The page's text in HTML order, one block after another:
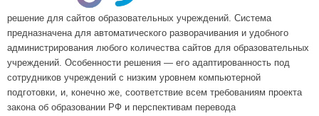
решение для сайтов образовательных учреждений. Система
предназначена для автоматического разворачивания и удобного
администрирования любого количества сайтов для образовательных
учреждений. Особенности решения — его адаптированность под
сотрудников учреждений с низким уровнем компьютерной
подготовки, и, конечно же, соответствие всем требованиям проекта
закона об образовании РФ и перспективам перевода